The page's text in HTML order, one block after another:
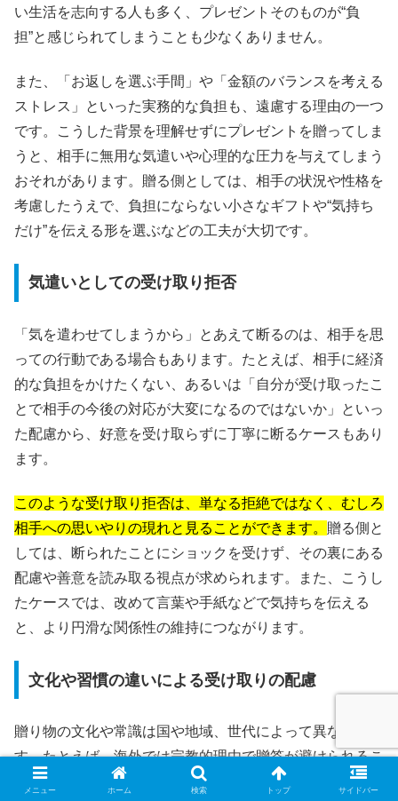
い生活を志向する人も多く、プレゼントそのものが“負
担”と感じられてしまうことも少なくありません。
また、「お返しを選ぶ手間」や「金額のバランスを考える
ストレス」といった実務的な負担も、遠慮する理由の一つ
です。こうした背景を理解せずにプレゼントを贈ってしま
うと、相手に無用な気遣いや心理的な圧力を与えてしまう
おそれがあります。贈る側としては、相手の状況や性格を
考慮したうえで、負担にならない小さなギフトや“気持ち
だけ”を伝える形を選ぶなどの工夫が大切です。
気遣いとしての受け取り拒否
「気を遣わせてしまうから」とあえて断るのは、相手を思
っての行動である場合もあります。たとえば、相手に経済
的な負担をかけたくない、あるいは「自分が受け取ったこ
とで相手の今後の対応が大変になるのではないか」といっ
た配慮から、好意を受け取らずに丁寧に断るケースもあり
ます。
このような受け取り拒否は、単なる拒絶ではなく、むしろ
相手への思いやりの現れと見ることができます。 贈る側と
しては、断られたことにショックを受けず、その裏にある
配慮や善意を読み取る視点が求められます。また、こうし
たケースでは、改めて言葉や手紙などで気持ちを伝える
と、より円滑な関係性の維持につながります。
文化や習慣の違いによる受け取りの配慮
贈り物の文化や常識は国や地域、世代によって異なりま
す。たとえば、海外では宗教的理由で贈答が避けられるこ
ともあり、イスラム教圏では飲酒に関係するギフト、ヒン
メニュー ホーム 検索 トップ サイドバー